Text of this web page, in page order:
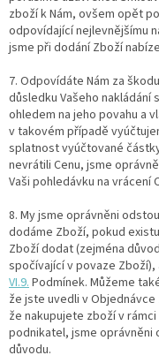
zboží k Nám, ovšem opět
odpovídající nejlevnějšímu
jsme při dodání Zboží
7. Odpovídáte Nám za
důsledku Vašeho nakládání
ohledem na jeho povahu a
v takovém případě
splatnost vyúčtované
nevrátili Cenu, jsme
Vaši pohledávku na vrácení
8. My jsme oprávněni
dodáme Zboží, pokud
Zboží dodat (zejména
spočívající v povaze
VI.9.Podmínek. Můžeme
že jste uvedli v
že nakupujete zboží v
podnikatel, jsme oprávněni
důvodu.